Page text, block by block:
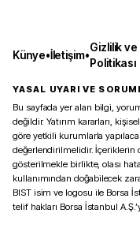
Künye•İletişim•
Gizlilik ve
Politikası
YASAL UYARI VE
Bu sayfada yer alan bilgi,
değildir. Yatırım kararları,
göre yetkili kurumlarla
değerlendirilmelidir. İçeriklerin
gösterilmekle birlikte, olası
kullanımından doğabilecek
BIST isim ve logosu ile Borsa
telif hakları Borsa İstanbul